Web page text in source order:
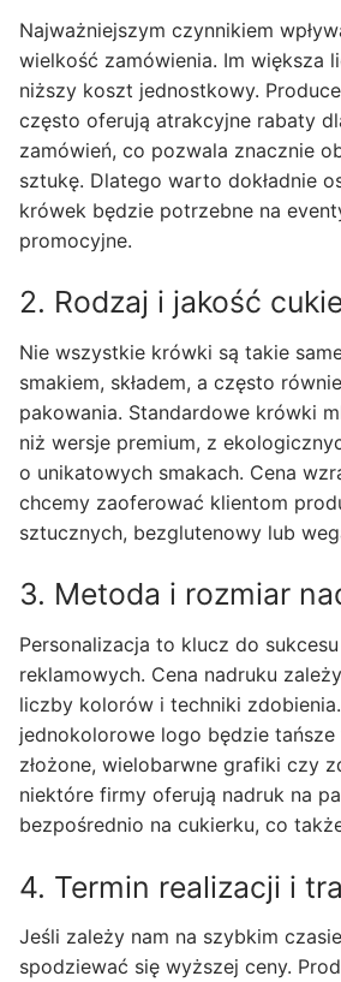
Najważniejszym czynnikiem
wielkość zamówienia. Im większa
niższy koszt jednostkowy.
często oferują atrakcyjne rabaty
zamówień, co pozwala znacznie
sztukę. Dlatego warto dokładnie
krówek będzie potrzebne na
promocyjne.
2. Rodzaj i jakość
Nie wszystkie krówki są takie
smakiem, składem, a często
pakowania. Standardowe krówki
niż wersje premium, z
o unikatowych smakach. Cena
chcemy zaoferować klientom
sztucznych, bezglutenowy lub
3. Metoda i rozmiar
Personalizacja to klucz do
reklamowych. Cena nadruku
liczby kolorów i techniki
jednokolorowe logo będzie
złożone, wielobarwne grafiki czy
niektóre firmy oferują nadruk na
bezpośrednio na cukierku, co
4. Termin realizacji i
Jeśli zależy nam na szybkim
spodziewać się wyższej ceny.